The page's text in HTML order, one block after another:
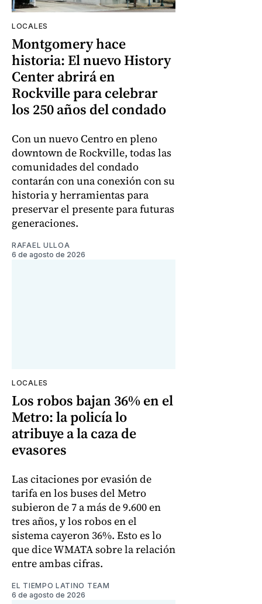
LOCALES
Montgomery hace
historia: El nuevo History
Center abrirá en
Rockville para celebrar
los 250 años del condado
Con un nuevo Centro en pleno
downtown de Rockville, todas las
comunidades del condado
contarán con una conexión con su
historia y herramientas para
preservar el presente para futuras
generaciones.
RAFAEL ULLOA
6 de agosto de 2026
LOCALES
Los robos bajan 36% en el
Metro: la policía lo
atribuye a la caza de
evasores
Las citaciones por evasión de
tarifa en los buses del Metro
subieron de 7 a más de 9.600 en
tres años, y los robos en el
sistema cayeron 36%. Esto es lo
que dice WMATA sobre la relación
entre ambas cifras.
EL TIEMPO LATINO TEAM
6 de agosto de 2026